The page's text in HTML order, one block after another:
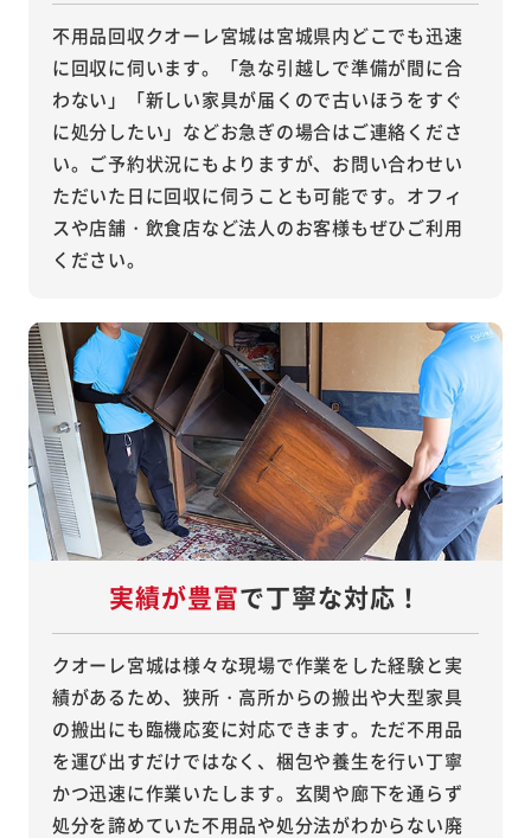
不用品回収クオーレ宮城は宮城県内どこでも迅速
に回収に伺います。「急な引越しで準備が間に合
わない」「新しい家具が届くので古いほうをすぐ
に処分したい」などお急ぎの場合はご連絡くださ
い。ご予約状況にもよりますが、お問い合わせい
ただいた日に回収に伺うことも可能です。オフィ
スや店舗・飲食店など法人のお客様もぜひご利用
ください。
実績が豊富で丁寧な対応！
クオーレ宮城は様々な現場で作業をした経験と実
績があるため、狭所・高所からの搬出や大型家具
の搬出にも臨機応変に対応できます。ただ不用品
を運び出すだけではなく、梱包や養生を行い丁寧
かつ迅速に作業いたします。玄関や廊下を通らず
処分を諦めていた不用品や処分法がわからない廃